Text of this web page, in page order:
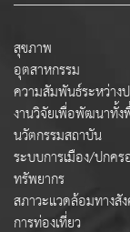
สุขภาพ
อุตสาหกรรม
ความสัมพันธ์ระหว่าง
งานวิจัยเพื่อพัฒนาทั้
นวัตกรรมสถาบัน
ระบบการเมือง/ปกคร
ทรัพยากร
สภาวะแวดล้อมทางสั
การท่องเที่ยว